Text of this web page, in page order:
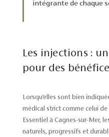
intégrante de chaque
Les injections :
pour des
Lorsqu’elles sont bien
médical strict comme celui de
Essentiel à Cagnes-sur-Mer,
naturels, progressifs et